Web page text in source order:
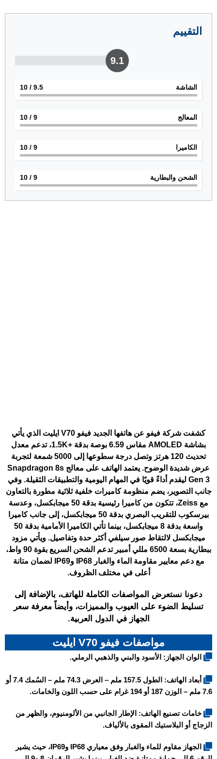
التقييم
9.1
الشاشة 9.5
/ 10
المعالج 9
/ 10
الكاميرا 9
/ 10
الشحن والبطارية 9
/ 10
كشفت شركة فيفو عن هاتفها الجديد فيفو V70 ايليت
الذي يأتي
بشاشة AMOLED مقاس 6.59 بوصة بدقة +1.5K، تدعم معدل
تحديث 120 هرتز وتصل درجة سطوعها إلى 5000 شمعة لتجربة
عرض شديدة الوضوح. يعتمد الهاتف على معالج Snapdragon 8s
Gen 3 ليقدم أداءً قويًا في المهام اليومية والتطبيقات الثقيلة. وفي
جانب التصوير، يضم منظومة كاميرات خلفية ثلاثية مطورة بالتعاون
مع Zeiss، تتكون من كاميرا رئيسية بدقة 50 ميجابكسل، وعدسة
بيرسكوب للتقريب البصري بدقة 50 ميجابكسل، إلى جانب كاميرا
واسعة بدقة 8 ميجابكسل، بينما تأتي الكاميرا الأمامية بدقة 50
ميجابكسل لالتقاط صور سيلفي أكثر حدة وتفاصيل. ويأتي مزود
ببطارية بسعة 6500 مللي أمبير تدعم الشحن السريع بقوة 90 واط،
مع دعم معايير مقاومة الماء والغبار IP68 وIP69 لضمان متانة
أعلى في مختلف الظروف.
دعونا نستعرض المواصفات الكاملة للهاتف، بالإضافة إلى
تسليط الضوء على العيوب والمميزات، وأيضاً معرفة سعر
الجهاز في الدول العربية.
مواصفات فيفو V70 ايليت
الوان الجهاز: الأسود والبني والذهبي الرملي.
أبعاد الهاتف: الطول 157.5 ملم – العرض 74.3 ملم – السُمك 7.4 أو
7.6 ملم – الوزن 187 أو 194 غرام على حسب اللون والخامات.
خامات تصنيع الهاتف: الإطار الجانبي من الألومنيوم، والظهر من
الزجاج أو البلاستيك المقوى بالألياف.
الجهاز مقاوم للماء والغبار وفق معياري IP68 وIP69، حيث يشير